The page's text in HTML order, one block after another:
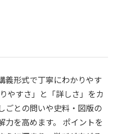
義形式で丁寧にわかりやす
やすさ」と「詳しさ」をカ
ごとの問いや史料・図版の
力を高めます。 ポイントを